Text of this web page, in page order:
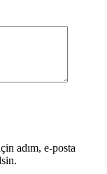
adım, e-posta